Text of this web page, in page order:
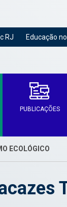
RJ Educação
PUBLICAÇÕES
ECOLÓGICO